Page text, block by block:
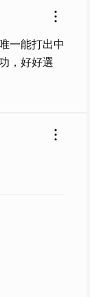
一能打出中
，好好選